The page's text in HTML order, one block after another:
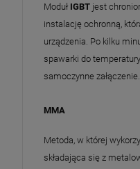
Moduł IGBT jest
instalację ochronną,
urządzenia. Po kilku
spawarki do
samoczynne załączenie.
MMA
Metoda, w której
składająca się z